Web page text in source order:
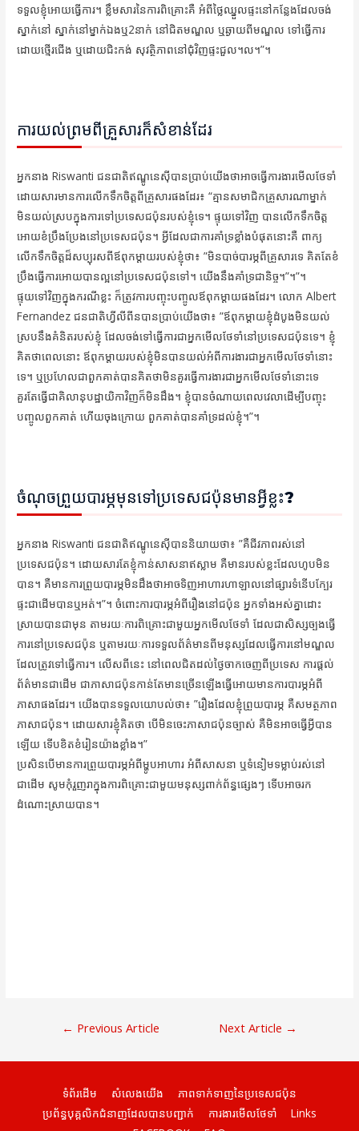
ទទួលខ្ញុំអោយធ្វើការ។ ខ្លឹមសារនៃការពិគ្រោះគឺ អំពីថ្លៃឈ្នួលផ្ទះនៅកន្លែងដែលចង់
ស្នាក់នៅ ស្នាក់នៅម្នាក់ឯងឬ2នាក់ នៅជិតមណ្ឌល ឬឆ្ងាយពីមណ្ឌល ទៅធ្វើការ
ដោយថ្មើរជើង ឬដោយជិះកង់ សុវត្ថិភាពនៅជុំវិញផ្ទះជួល។ល។”។
ការយល់ព្រមពីគ្រួសារក៏សំខាន់ដែរ
អ្នកនាង Riswanti ជនជាតិឥណ្ឌូនេស៊ីបានប្រាប់យើងថាអាចធ្វើការងារមើលថែទាំ
ដោយសារមានការលើកទឹកចិត្តពីគ្រួសារផងដែរ៖ “គ្មានសមាជិកគ្រួសារណាម្នាក់
មិនយល់ស្របក្នុងការទៅប្រទេសជប៉ុនរបស់ខ្ញុំទេ។ ផ្ទុយទៅវិញ បានលើកទឹកចិត្ត
អោយខំប្រឹងប្រែងនៅប្រទេសជប៉ុន។ អ្វីដែលជាការគាំទ្រខ្លាំងបំផុតនោះគឺ ពាក្យ
លើកទឹកចិត្តដ៏សប្បុរសពីឪពុកម្ដាយរបស់ខ្ញុំថា៖ ”មិនបាច់បារម្ភពីគ្រួសារទេ គិតតែខំ
ប្រឹងធ្វើការអោយបានល្អនៅប្រទេសជប៉ុនទៅ។ យើងនឹងគាំទ្រជានិច្ច។”។”។
ផ្ទុយទៅវិញក្នុងករណីខ្លះ ក៏ត្រូវការបញ្ចុះបញ្ចូលឪពុកម្ដាយផងដែរ។ លោក Albert
Fernandez ជនជាតិហ្វីលីពីនបានប្រាប់យើងថា៖ ”ឪពុកម្ដាយខ្ញុំដំបូងមិនយល់
ស្របនឹងគំនិតរបស់ខ្ញុំ ដែលចង់ទៅធ្វើការជាអ្នកមើលថែទាំនៅប្រទេសជប៉ុនទេ។ ខ្ញុំ
គិតថាពេលនោះ ឪពុកម្ដាយរបស់ខ្ញុំមិនបានយល់អំពីការងារជាអ្នកមើលថែទាំនោះ
ទេ។ ឬប្រហែលជាពួកគាត់បានគិតថាមិនគួរធ្វើការងារជាអ្នកមើលថែទាំនោះទេ
គួរតែធ្វើជាគិលានុបដ្ឋាយិកាវិញក៏មិនដឹង។ ខ្ញុំបានចំណាយពេលវេលាដើម្បីបញ្ចុះ
បញ្ចូលពួកគាត់ ហើយចុងក្រោយ ពួកគាត់បានគាំទ្រដល់ខ្ញុំ។”។
ចំណុចព្រួយបារម្ភមុនទៅប្រទេសជប៉ុនមានអ្វីខ្លះ?
អ្នកនាង Riswanti ជនជាតិឥណ្ឌូនេស៊ីបាននិយាយថា៖ ”គឺជីវភាពរស់នៅ
ប្រទេសជប៉ុន។ ដោយសារតែខ្ញុំកាន់សាសនាឥស្លាម គឺមានរបស់ខ្លះដែលហូបមិន
បាន។ គឺមានការព្រួយបារម្ភមិនដឹងថាអាចទិញអាហារហាឡាលនៅផ្សារទំនើបក្បែរ
ផ្ទះជាដើមបានឬអត់។”។ ចំពោះការបារម្ភអំពីរឿងនៅជប៉ុន អ្នកទាំងអស់គ្នាដោះ
ស្រាយបានជាមុន តាមរយៈការពិគ្រោះជាមួយអ្នកមើលថែទាំ ដែលជាសិស្សច្បងធ្វើ
ការនៅប្រទេសជប៉ុន ឬតាមរយៈការទទួលព័ត៌មានពីមនុស្សដែលធ្វើការនៅមណ្ឌល
ដែលត្រូវទៅធ្វើការ។ លើសពីនេះ នៅពេលជិតដល់ថ្ងៃចាកចេញពីប្រទេស ការផ្ដល់
ព័ត៌មានជាដើម ជាភាសាជប៉ុនកាន់តែមានច្រើនឡើងធ្វើអោយមានការបារម្ភអំពី
ភាសាផងដែរ។ យើងបានទទួលយោបល់ថា៖ ”រឿងដែលខ្ញុំព្រួយបារម្ភ គឺសមត្ថភាព
ភាសាជប៉ុន។ ដោយសារខ្ញុំគិតថា បើមិនចេះភាសាជប៉ុនច្បាស់ គឺមិនអាចធ្វើអ្វីបាន
ឡើយ ទើបខិតខំរៀនយ៉ាងខ្លាំង។”
ប្រសិនបើមានការព្រួយបារម្ភអំពីម្ហូបអាហារ អំពីសាសនា ឬទំនៀមទម្លាប់រស់នៅ
ជាដើម សូមកុំរួញរាក្នុងការពិគ្រោះជាមួយមនុស្សពាក់ព័ន្ធផ្សេងៗ ទើបអាចរក
ដំណោះស្រាយបាន។
ការ​← Previous Article Next Article →
ទំព័រដើម សំលេងយើង
ភាពទាក់ទាញនៃប្រទេសជប៉ុន
ប្រព័ន្ធបុគ្គលិកជំនាញដែលបានបញ្ជាក់
ការងារមើលថែទាំ
Links